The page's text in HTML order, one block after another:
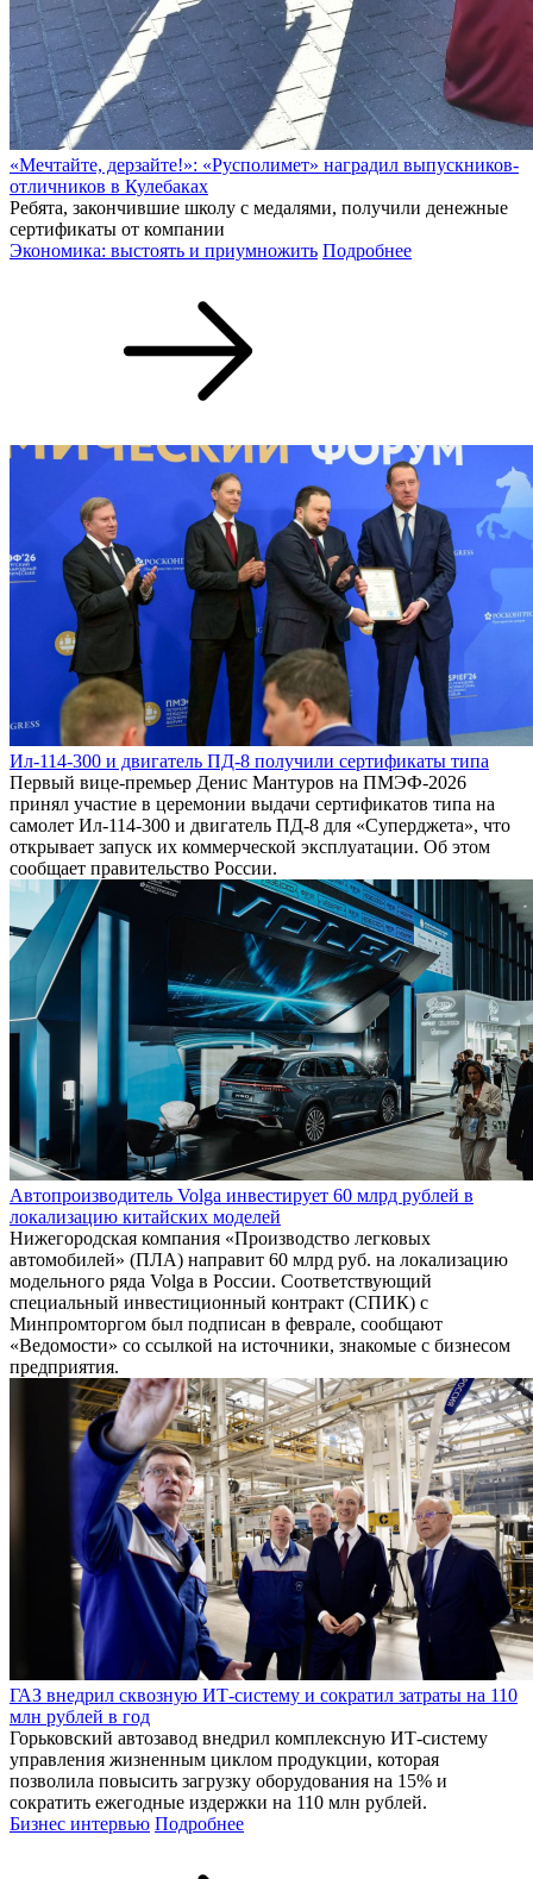
«Мечтайте, дерзайте!»: «Русполимет» наградил выпускников-
отличников в Кулебаках
Ребята, закончившие школу с медалями, получили денежные
сертификаты от компании
Экономика: выстоять и приумножить Подробнее
Ил-114-300 и двигатель ПД-8 получили сертификаты типа
Первый вице-премьер Денис Мантуров на ПМЭФ-2026
принял участие в церемонии выдачи сертификатов типа на
самолет Ил-114-300 и двигатель ПД-8 для «Суперджета», что
открывает запуск их коммерческой эксплуатации. Об этом
сообщает правительство России.
Автопроизводитель Volga инвестирует 60 млрд рублей в
локализацию китайских моделей
Нижегородская компания «Производство легковых
автомобилей» (ПЛА) направит 60 млрд руб. на локализацию
модельного ряда Volga в России. Соответствующий
специальный инвестиционный контракт (СПИК) с
Минпромторгом был подписан в феврале, сообщают
«Ведомости» со ссылкой на источники, знакомые с бизнесом
предприятия.
ГАЗ внедрил сквозную ИТ-систему и сократил затраты на 110
млн рублей в год
Горьковский автозавод внедрил комплексную ИТ-систему
управления жизненным циклом продукции, которая
позволила повысить загрузку оборудования на 15% и
сократить ежегодные издержки на 110 млн рублей.
Бизнес интервью Подробнее